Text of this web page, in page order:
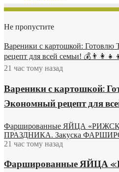
Не пропустите
Вареники с картошкой:
рецепт для всей семьи!
21 час тому назад
Вареники с картошкой:
Экономный рецепт для
Фаршированные ЯЙЦА
ПРАЗДНИКА. Закуска
21 час тому назад
Фаршированные ЯЙЦА